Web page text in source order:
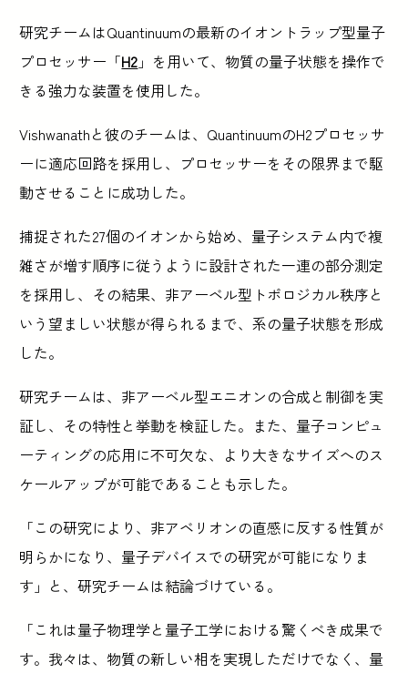
研究チームはQuantinuumの最新のイオントラップ型量子
プロセッサー「H2 」を用いて、物質の量子状態を操作で
きる強力な装置を使用した。
Vishwanathと彼のチームは、QuantinuumのH2プロセッサ
ーに適応回路を採用し、プロセッサーをその限界まで駆
動させることに成功した。
捕捉された27個のイオンから始め、量子システム内で複
雑さが増す順序に従うように設計された一連の部分測定
を採用し、その結果、非アーベル型トポロジカル秩序と
いう望ましい状態が得られるまで、系の量子状態を形成
した。
研究チームは、非アーベル型エニオンの合成と制御を実
証し、その特性と挙動を検証した。また、量子コンピュ
ーティングの応用に不可欠な、より大きなサイズへのス
ケールアップが可能であることも示した。
「この研究により、非アベリオンの直感に反する性質が
明らかになり、量子デバイスでの研究が可能になりま
す」と、研究チームは結論づけている。
「これは量子物理学と量子工学における驚くべき成果で
す。我々は、物質の新しい相を実現しただけでなく、量